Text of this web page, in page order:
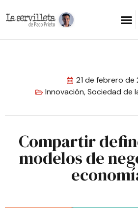
21 de febrero de
Innovación,Sociedad de
Compartir
modelos de